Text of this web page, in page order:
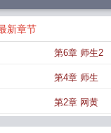
新章节
第6章 师生2
第4章 师生
第2章 网黄